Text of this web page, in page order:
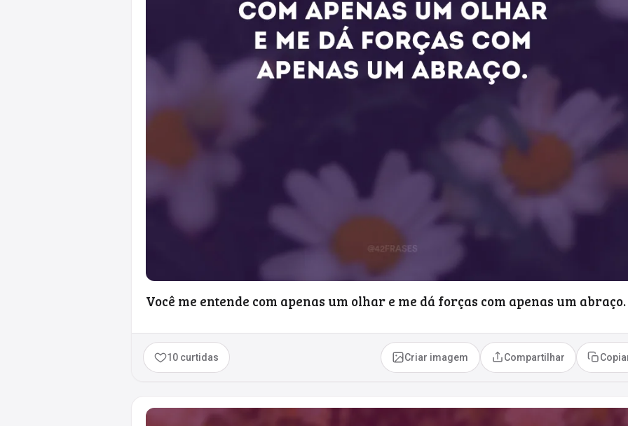
Você me entende com apenas um olhar e me dá forças com apenas um abraço.
10 curtidas Criar imagem Compartilhar